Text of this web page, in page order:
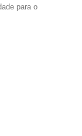
para o